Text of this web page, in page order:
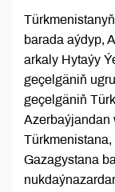
barada aýdyp,
arkaly Hytaýy
geçelgäniň
geçelgäniň
Azerbaýjandan
Gazagystana